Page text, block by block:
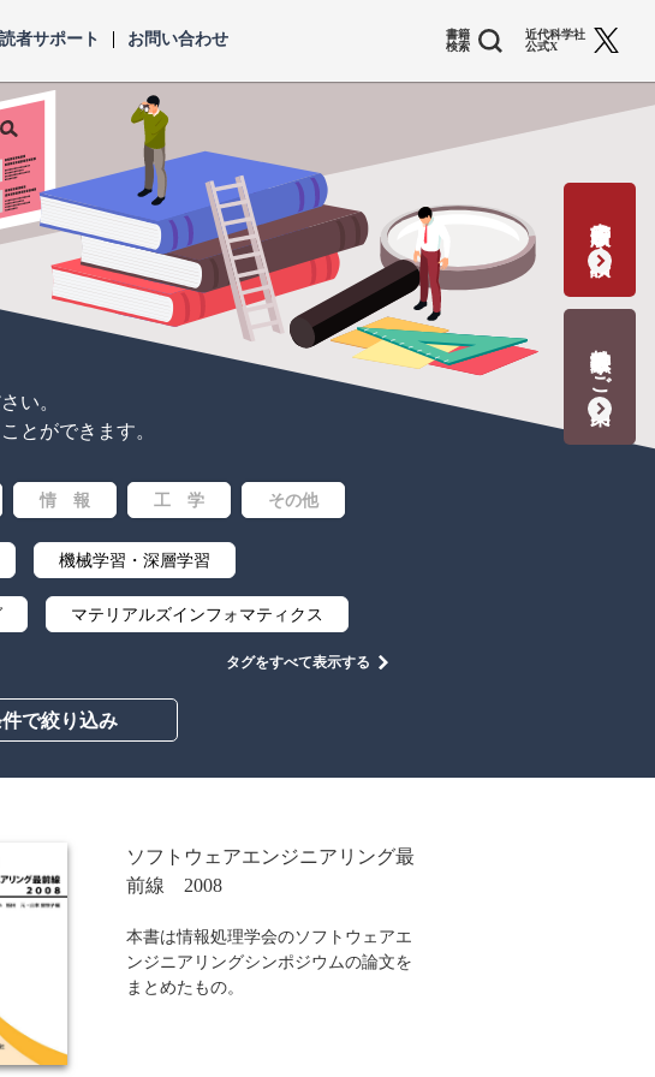
書籍
検索
読者サポート お問い合わせ
近代科学社
公式X
い。
とができます。
情 報 工 学 その他
機械学習・深層学習
マテリアルズインフォマティクス
幾何学
報処理
機械工学 計算科学
工学デザイン 物理学
都市計画・建築・土木
・公式集 教養
はこだて未来大学出版会
タグをすべて表示する
で絞り込み
ソフトウェアエンジニアリング最
前線 2008
本書は情報処理学会のソフトウェアエ
ンジニアリングシンポジウムの論文を
まとめたもの。
書籍出版の応募・相談
教科書献本のご案内